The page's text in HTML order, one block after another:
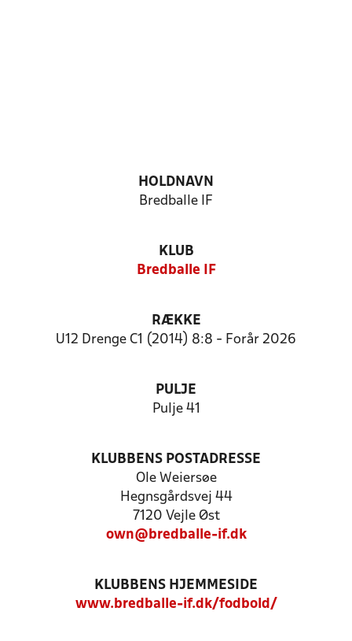
HOLDNAVN
Bredballe IF
KLUB
Bredballe IF
RÆKKE
U12 Drenge C1 (2014) 8:8 - Forår 2026
PULJE
Pulje 41
KLUBBENS POSTADRESSE
Ole Weiersøe
Hegnsgårdsvej 44
7120 Vejle Øst
own@bredballe-if.dk
KLUBBENS HJEMMESIDE
www.bredballe-if.dk/fodbold/